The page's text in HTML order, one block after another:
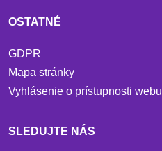
OSTATNÉ
GDPR
Mapa stránky
Vyhlásenie o prístupnosti webu
SLEDUJTE NÁS